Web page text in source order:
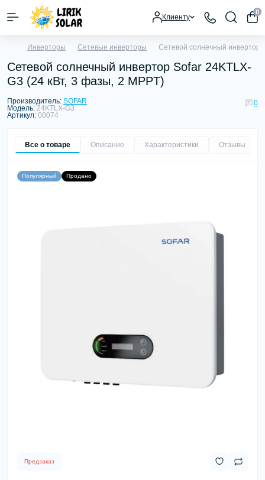
Клиенту
0
Инверторы Сетевые инверторы Сетевой солнечный инвертор
Сетевой солнечный инвертор Sofar 24KTLX-
G3 (24 кВт, 3 фазы, 2 MPPT)
Производитель: SOFAR
Модель: 24KTLX-G3
Артикул: 00074
0
Все о товаре Описание Характеристики Отзывы
Популярный Продано
Предзаказ